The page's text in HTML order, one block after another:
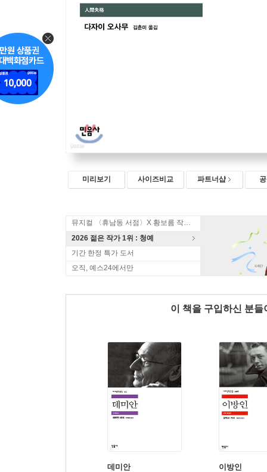
미리보기 사이즈비교 파트너샵
뮤지컬 〈휴남동 서점〉X 황보름 작가 북토크
2026 젊은 작가 1위 : 청예
기간 한정 특가 도서
오직, 예스24에서만
이 책을 구입하신 분
데미안 이방인